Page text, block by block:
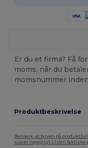
Er du et firma? Få
moms, når du
momsnummer
Produktbeskrivelse
Bemærk, at farven på
svarer nøjagtigt til den faktiske